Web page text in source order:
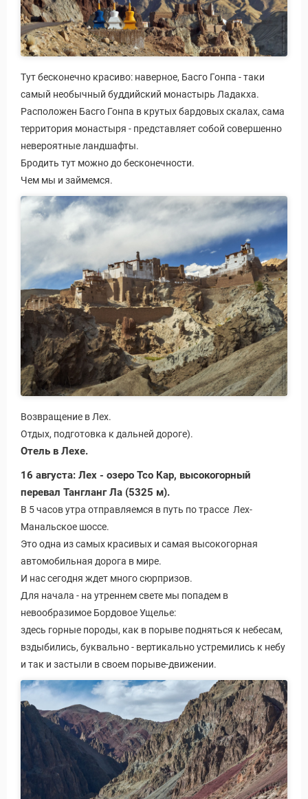
Тут бесконечно красиво: наверное, Басго Гонпа - таки
самый необычный буддийский монастырь Ладакха.
Расположен Басго Гонпа в крутых бардовых скалах, сама
территория монастыря - представляет собой совершенно
невероятные ландшафты.
Бродить тут можно до бесконечности.
Чем мы и займемся.
Возвращение в Лех.
Отдых, подготовка к дальней дороге).
Отель в Лехе.
16 августа: Лех - озеро Тсо Кар, высокогорный
перевал Тангланг Ла (5325 м).
В 5 часов утра отправляемся в путь по трассе Лех-
Манальское шоссе.
Это одна из самых красивых и самая высокогорная
автомобильная дорога в мире.
И нас сегодня ждет много сюрпризов.
Для начала - на утреннем свете мы попадем в
невообразимое Бордовое Ущелье:
здесь горные породы, как в порыве подняться к небесам,
вздыбились, буквально - вертикально устремились к небу
и так и застыли в своем порыве-движении.